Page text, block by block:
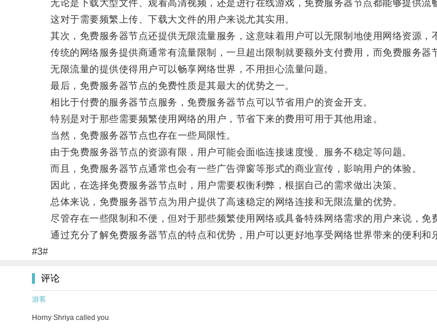
无论是下载大型文件、观看高清视频，还是进行在线游戏，免费服务器节点都能够提供流
这对于需要频繁上传、下载大文件的用户来说尤其实用。
其次，免费服务器节点还提供无限流量服务，这意味着用户可以无限制地使用网络资源，
传统的网络服务提供商通常有流量限制，一旦超出限制就要额外支付费用，而免费服务器
无限流量的提供使得用户可以畅享网络世界，不用担心流量问题。
最后，免费服务器节点的免费性质是其最大的优势之一。
相比于付费的服务器节点服务，免费服务器节点可以节省用户的资金开支。
特别是对于那些需要频繁使用网络的用户，节省下来的费用可用于其他用途。
当然，免费服务器节点也存在一些局限性。
由于免费服务器节点的资源有限，用户可能会面临连接速度慢、服务不稳定等问题。
而且，免费服务器节点通常也会有一些广告弹窗等形式的商业宣传，影响用户的体验。
因此，在选择免费服务器节点时，用户需要权衡利弊，根据自己的需求做出决策。
总体来说，免费服务器节点为用户提供了高速稳定的网络连接和无限流量的优势。
尽管存在一些限制和不便，但对于那些频繁使用网络或具备特殊网络需求的用户来说，免
通过充分了解免费服务器节点的特点和优势，用户可以更好地享受网络世界带来的便利和
#3#
评论
游客
Horny Shriya called you